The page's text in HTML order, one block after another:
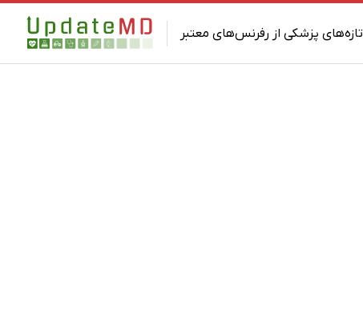
تازه‌های پزشکی از رفرنس‌های معتبر